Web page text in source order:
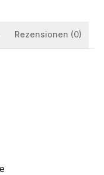
Rezensionen (0)